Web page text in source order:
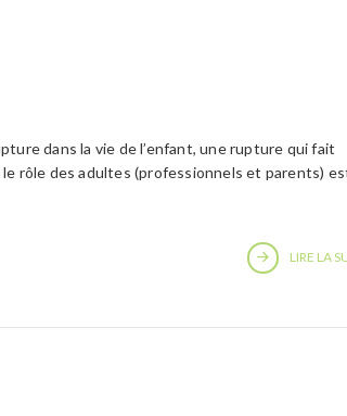
dans la vie de l’enfant, une rupture qui fait
rôle des adultes (professionnels et parents)
LIRE LA